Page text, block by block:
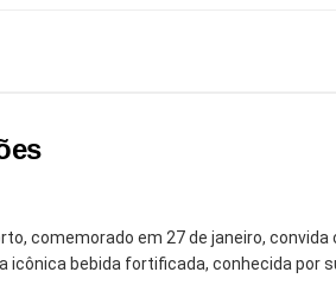
comemorado em 27 de janeiro,
icônica bebida fortificada, conhecida por